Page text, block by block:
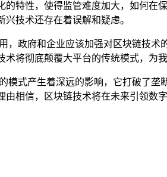
特性，使得监管难度加大，如何在
技术还存在着误解和疑虑。
政府和企业应该加强对区块链技
将彻底颠覆大平台的传统模式，为
式产生着深远的影响，它打破了
相信，区块链技术将在未来引领数